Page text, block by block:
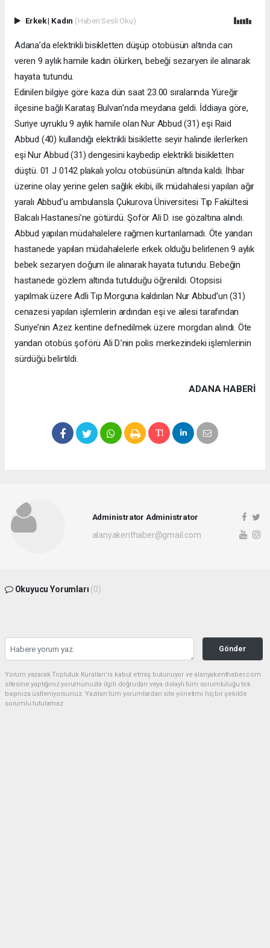
Erkek| Kadın (Haberi Sesli Oku)
Adana’da elektrikli bisikletten düşüp otobüsün altında can
veren 9 aylık hamile kadın ölürken, bebeği sezaryen ile alınarak
hayata tutundu.
Edinilen bilgiye göre kaza dün saat 23.00 sıralarında Yüreğir
ilçesine bağlı Karataş Bulvarı’nda meydana geldi. İddiaya göre,
Suriye uyruklu 9 aylık hamile olan Nur Abbud (31) eşi Raid
Abbud (40) kullandığı elektrikli bisiklette seyir halinde ilerlerken
eşi Nur Abbud (31) dengesini kaybedip elektrikli bisikletten
düştü. 01 J 0142 plakalı yolcu otobüsünün altında kaldı. İhbar
üzerine olay yerine gelen sağlık ekibi, ilk müdahalesi yapılan ağır
yaralı Abbud’u ambulansla Çukurova Üniversitesi Tıp Fakültesi
Balcalı Hastanesi’ne götürdü. Şoför Ali D. ise gözaltına alındı.
Abbud yapılan müdahalelere rağmen kurtarılamadı. Öte yandan
hastanede yapılan müdahalelerle erkek olduğu belirlenen 9 aylık
bebek sezaryen doğum ile alınarak hayata tutundu. Bebeğin
hastanede gözlem altında tutulduğu öğrenildi. Otopsisi
yapılmak üzere Adli Tıp Morguna kaldırılan Nur Abbud’un (31)
cenazesi yapılan işlemlerin ardından eşi ve ailesi tarafından
Suriye’nin Azez kentine defnedilmek üzere morgdan alındı. Öte
yandan otobüs şoförü Ali D.’nin polis merkezindeki işlemlerinin
sürdüğü belirtildi.
ADANA HABERİ
Administrator Administrator
alanyakenthaber@gmail.com
Okuyucu Yorumları (0)
Gönder
Yorum yazarak Topluluk Kuralları’nı kabul etmiş bulunuyor ve alanyakenthaber.com
sitesine yaptığınız yorumunuzla ilgili doğrudan veya dolaylı tüm sorumluluğu tek
başınıza üstleniyorsunuz. Yazılan tüm yorumlardan site yönetimi hiçbir şekilde
sorumlu tutulamaz.